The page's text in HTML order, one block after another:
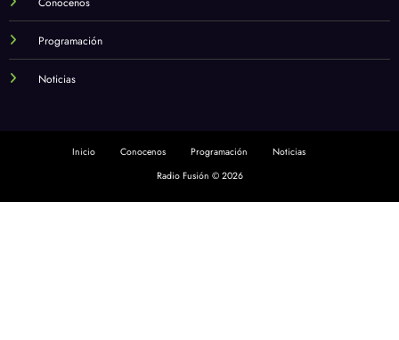
Programación
Noticias
Inicio Conocenos Programación
Noticias
Radio Fusión © 2026